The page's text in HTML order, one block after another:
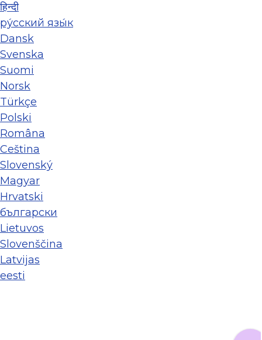
हिन्दी
ру́сский язы́к
Dansk
Svenska
Suomi
Norsk
Türkçe
Polski
Româna
Ceština
Slovenský
Magyar
Hrvatski
български
Lietuvos
Slovenščina
Latvijas
eesti